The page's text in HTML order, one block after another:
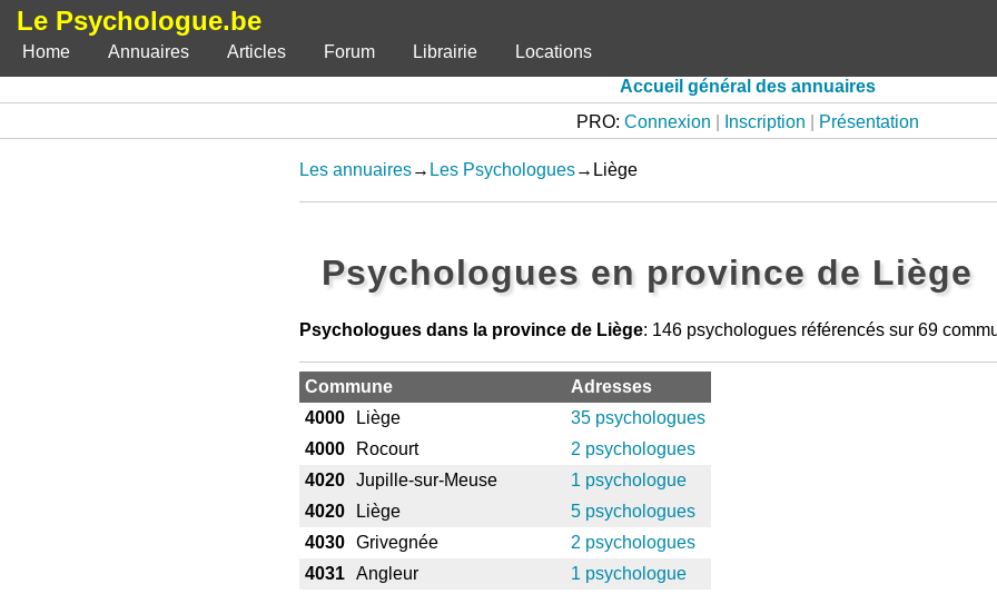
Le Psychologue.be
Home Annuaires Articles Forum Librairie
Locations
Accueil général des annuaires
PRO: Connexion Inscription Présentation
Les annuaires→ Les Psychologues→Liège
Psychologues en province de Liège
Psychologues dans la province de Liège: 146 psychologues référencés sur 69
Commune
Adresses
4000
Liège
35 psychologues
4000
Rocourt
2 psychologues
4020
Jupille-sur-Meuse
1 psychologue
4020
Liège
5 psychologues
4030
Grivegnée
2 psychologues
4031
Angleur
1 psychologue